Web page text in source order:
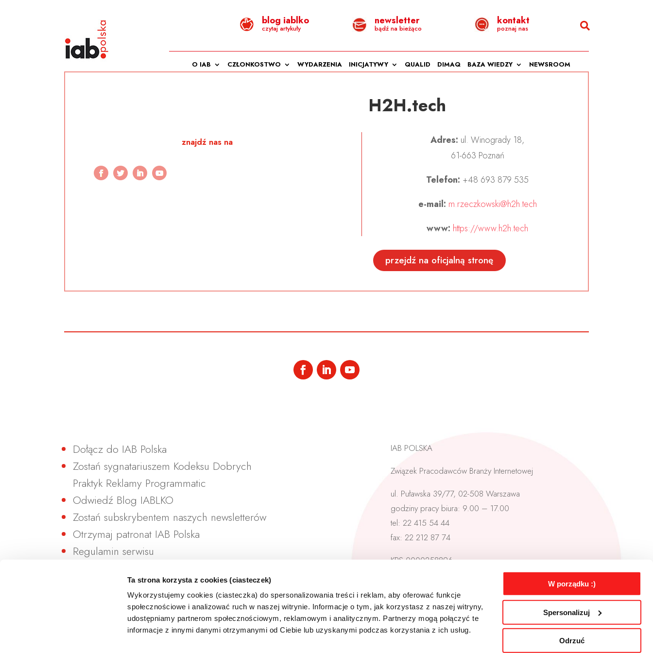
Ta strona korzysta z cookies (ciasteczek)
Wykorzystujemy cookies (ciasteczka) do spersonalizowania treści i reklam, aby oferować funkcje
społecznościowe i analizować ruch w naszej witrynie. Informacje o tym, jak korzystasz z naszej witryny,
udostępniamy partnerom społecznościowym, reklamowym i analitycznym. Partnerzy mogą połączyć te
informacje z innymi danymi otrzymanymi od Ciebie lub uzyskanymi podczas korzystania z ich usług.
W porządku :)
Spersonalizuj
Odrzuć
blog iablko
czytaj artykuły
newsletter
bądź na bieżąco
kontakt
poznaj nas
O IAB CZŁONKOSTWO WYDARZENIA INICJATYWY QUALID DIMAQ BAZA WIEDZY NEWSROOM
znajdź nas na
H2H.tech
Adres: ul. Winogrady 18,
61-663 Poznań
Telefon: +48 693 879 535
e-mail: m.rzeczkowski@h2h.tech
www: https://www.h2h.tech
przejdź na oficjalną stronę
Dołącz do IAB Polska
Zostań sygnatariuszem Kodeksu Dobrych
Praktyk Reklamy Programmatic
Odwiedź Blog IABLKO
Zostań subskrybentem naszych newsletterów
Otrzymaj patronat IAB Polska
Regulamin serwisu
Polityka zgodności
Skontaktuj się z nami
IAB POLSKA
Związek Pracodawców Branży Internetowej
ul. Puławska 39/77, 02-508 Warszawa
godziny pracy biura: 9.00 – 17.00
tel: 22 415 54 44
fax: 22 212 87 74
KRS 0000258896
REGON: 140780831
Sprawdź na mapie